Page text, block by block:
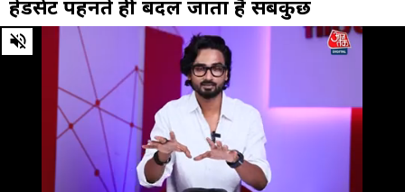
हेडसेट पहनते ही बदल जाता है सबकुछ
0
of